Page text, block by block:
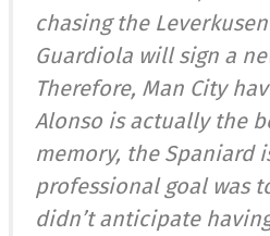
chasing the
Guardiola will sign a
Therefore, Man City
Alonso is actually the
memory, the Spaniard
professional goal was
didn’t anticipate